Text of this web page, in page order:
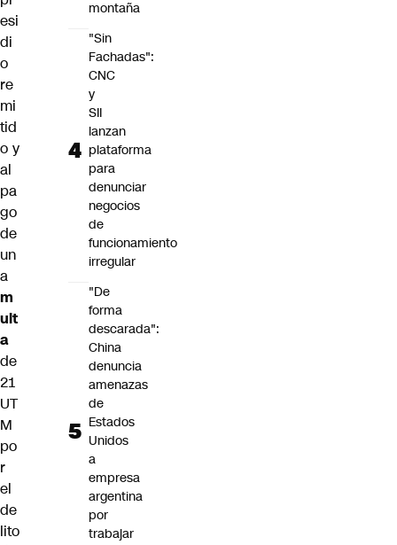
esi
di
o
re
mi
tid
o y
al
pa
go
de
un
a
m
ult
a
de
21
UT
M
po
r
el
de
lito
montaña
"Sin
Fachadas":
CNC
y
SII
lanzan
plataforma
para
denunciar
negocios
de
funcionamiento
irregular
"De
forma
descarada":
China
denuncia
amenazas
de
Estados
Unidos
a
empresa
argentina
por
trabajar